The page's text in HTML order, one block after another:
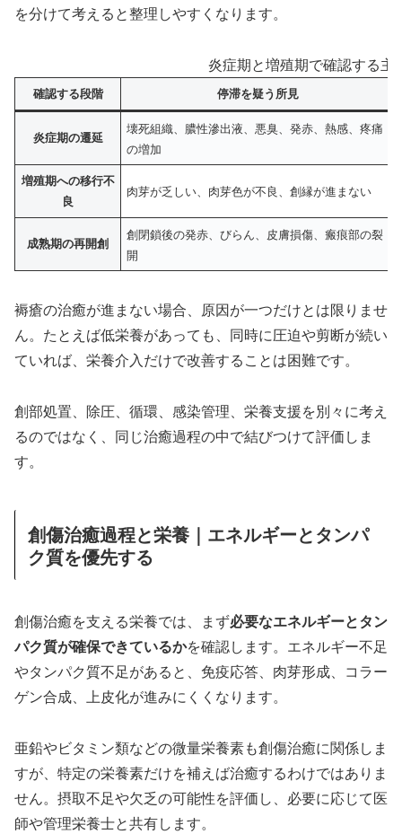
を分けて考えると整理しやすくなります。
炎症期と増殖期で確認する主
確認する段階 停滞を疑う所見
炎症期の遷延
壊死組織、膿性滲出液、悪臭、発赤、熱感、疼痛
の増加
増殖期への移行不
良
肉芽が乏しい、肉芽色が不良、創縁が進まない
成熟期の再開創
創閉鎖後の発赤、びらん、皮膚損傷、瘢痕部の裂
開
褥瘡の治癒が進まない場合、原因が一つだけとは限りませ
ん。たとえば低栄養があっても、同時に圧迫や剪断が続い
ていれば、栄養介入だけで改善することは困難です。
創部処置、除圧、循環、感染管理、栄養支援を別々に考え
るのではなく、同じ治癒過程の中で結びつけて評価しま
す。
創傷治癒過程と栄養｜エネルギーとタンパ
ク質を優先する
創傷治癒を支える栄養では、まず必要なエネルギーとタン
パク質が確保できているかを確認します。エネルギー不足
やタンパク質不足があると、免疫応答、肉芽形成、コラー
ゲン合成、上皮化が進みにくくなります。
亜鉛やビタミン類などの微量栄養素も創傷治癒に関係しま
すが、特定の栄養素だけを補えば治癒するわけではありま
せん。摂取不足や欠乏の可能性を評価し、必要に応じて医
師や管理栄養士と共有します。